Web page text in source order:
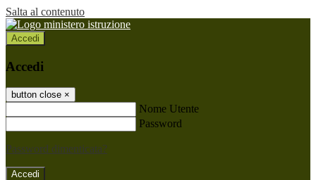
Salta al contenuto
Accedi
Accedi
button close ×
Nome Utente
Password
Password dimenticata?